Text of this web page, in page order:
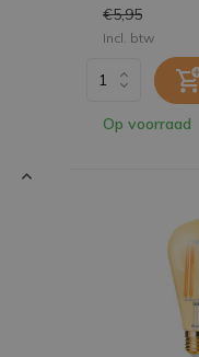
€5,95
Incl. btw
Op voorraad